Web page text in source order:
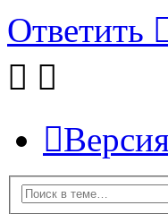
Ответить